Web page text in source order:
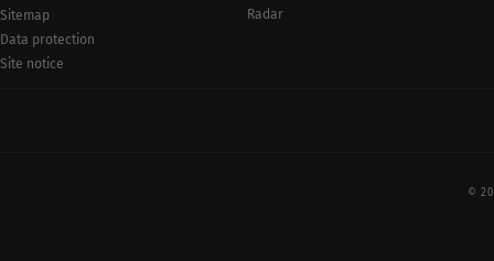
Sitemap
Data protection
Site notice
Radar
©